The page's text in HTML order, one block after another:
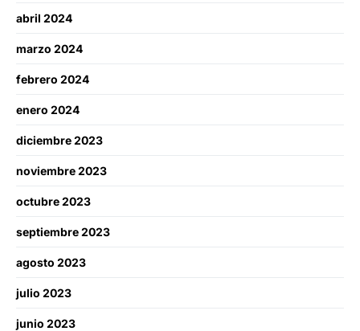
abril 2024
marzo 2024
febrero 2024
enero 2024
diciembre 2023
noviembre 2023
octubre 2023
septiembre 2023
agosto 2023
julio 2023
junio 2023